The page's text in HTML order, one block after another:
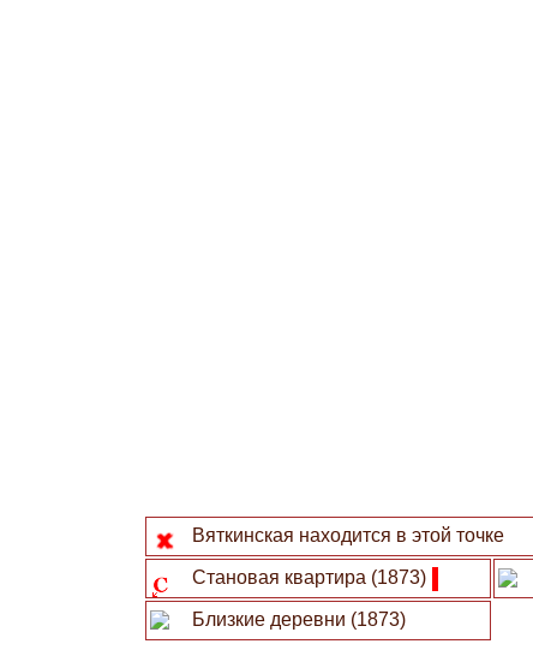
Вяткинская находится в этой точке
Становая квартира (1873)
Близкие деревни (1873)